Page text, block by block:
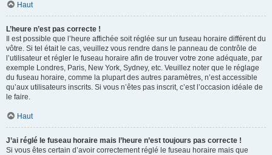
Haut
L’heure n’est pas correcte !
Il est possible que l’heure affichée soit réglée sur un fuseau horaire différent du
vôtre. Si tel était le cas, veuillez vous rendre dans le panneau de contrôle de
l’utilisateur et régler le fuseau horaire afin de trouver votre zone adéquate, par
exemple Londres, Paris, New York, Sydney, etc. Veuillez noter que le réglage
du fuseau horaire, comme la plupart des autres paramètres, n’est accessible
qu’aux utilisateurs inscrits. Si vous n’êtes pas inscrit, c’est l’occasion idéale de
le faire.
Haut
J’ai réglé le fuseau horaire mais l’heure n’est toujours pas correcte !
Si vous êtes certain d’avoir correctement réglé le fuseau horaire mais que